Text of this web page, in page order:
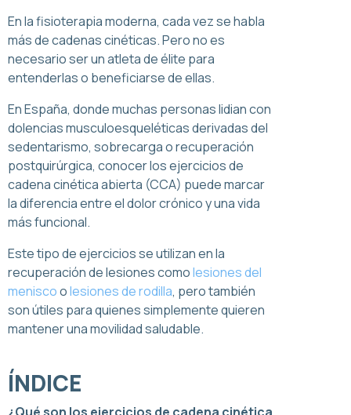
En la fisioterapia moderna, cada vez se habla
más de cadenas cinéticas. Pero no es
necesario ser un atleta de élite para
entenderlas o beneficiarse de ellas.
En España, donde muchas personas lidian con
dolencias musculoesqueléticas derivadas del
sedentarismo, sobrecarga o recuperación
postquirúrgica, conocer los ejercicios de
cadena cinética abierta (CCA) puede marcar
la diferencia entre el dolor crónico y una vida
más funcional.
Este tipo de ejercicios se utilizan en la
recuperación de lesiones comolesiones del
meniscoolesiones de rodilla, pero también
son útiles para quienes simplemente quieren
mantener una movilidad saludable.
ÍNDICE